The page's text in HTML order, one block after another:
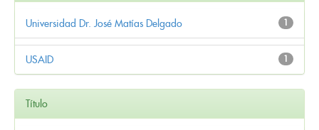
1
Universidad Dr. José Matías Delgado
1
USAID
Título